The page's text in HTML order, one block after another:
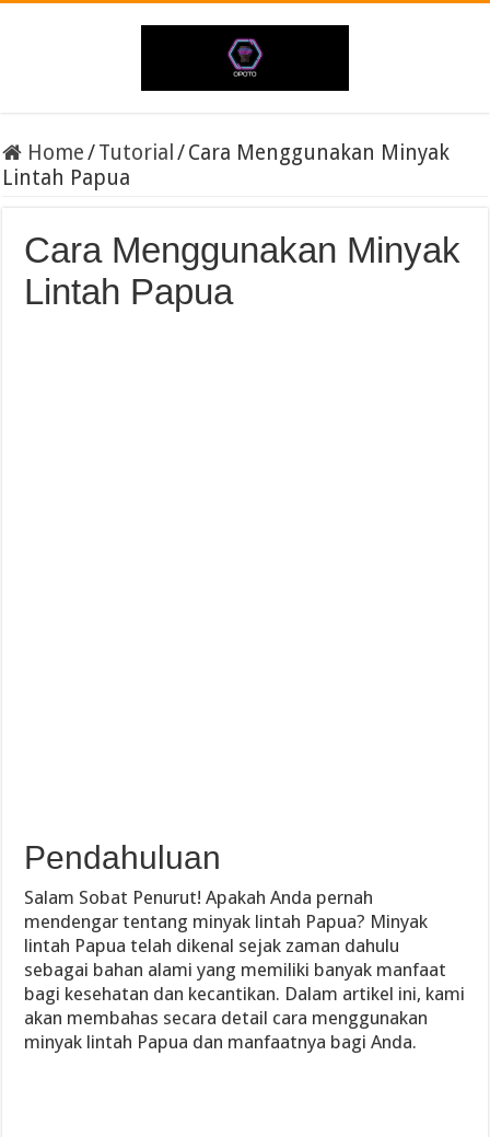
Home/Tutorial /Cara Menggunakan Minyak
Lintah Papua
Cara Menggunakan Minyak
Lintah Papua
Pendahuluan
Salam Sobat Penurut! Apakah Anda pernah
mendengar tentang minyak lintah Papua? Minyak
lintah Papua telah dikenal sejak zaman dahulu
sebagai bahan alami yang memiliki banyak manfaat
bagi kesehatan dan kecantikan. Dalam artikel ini, kami
akan membahas secara detail cara menggunakan
minyak lintah Papua dan manfaatnya bagi Anda.